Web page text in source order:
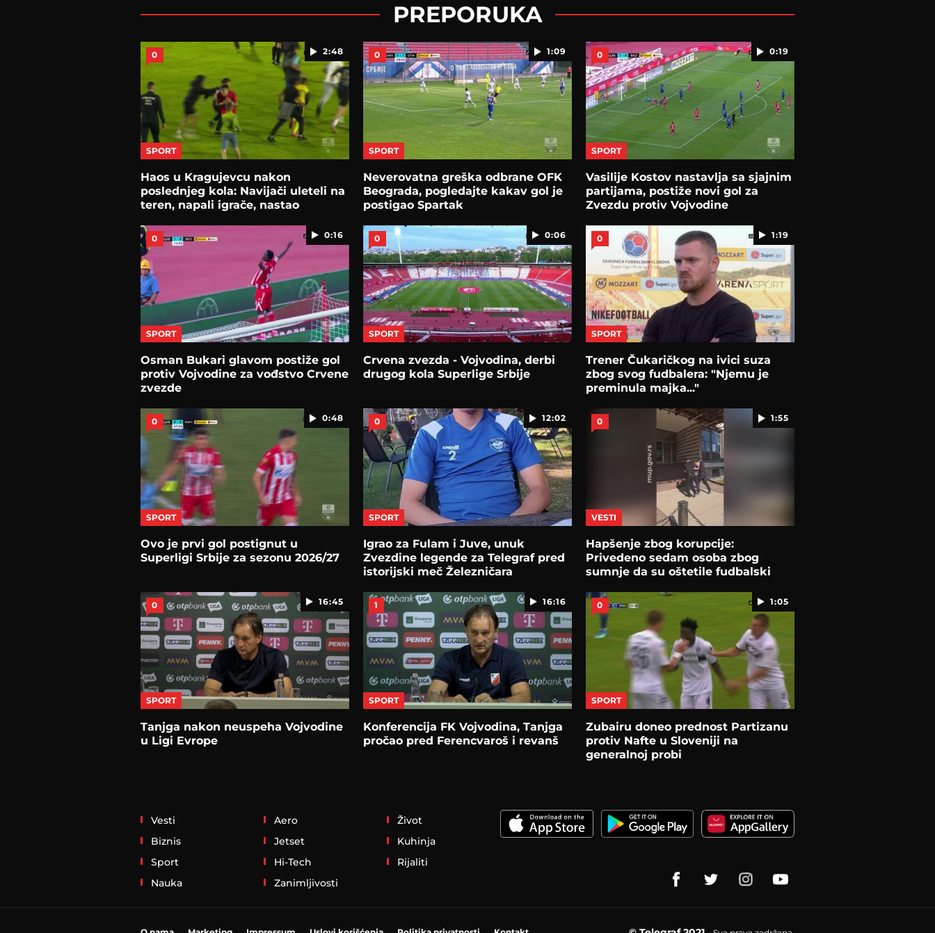
PREPORUKA
2:48
0
SPORT
Haos u Kragujevcu nakon
poslednjeg kola: Navijači uleteli na
teren, napali igrače, nastao
1:09
0
SPORT
Neverovatna greška odbrane OFK
Beograda, pogledajte kakav gol je
postigao Spartak
0:19
0
SPORT
Vasilije Kostov nastavlja sa sjajnim
partijama, postiže novi gol za
Zvezdu protiv Vojvodine
0:16
0
SPORT
Osman Bukari glavom postiže gol
protiv Vojvodine za vođstvo Crvene
zvezde
0:06
0
SPORT
Crvena zvezda - Vojvodina, derbi
drugog kola Superlige Srbije
1:19
0
SPORT
Trener Čukaričkog na ivici suza
zbog svog fudbalera: "Njemu je
preminula majka..."
0:48
0
SPORT
Ovo je prvi gol postignut u
Superligi Srbije za sezonu 2026/27
12:02
0
SPORT
Igrao za Fulam i Juve, unuk
Zvezdine legende za Telegraf pred
istorijski meč Železničara
1:55
0
VESTI
Hapšenje zbog korupcije:
Privedeno sedam osoba zbog
sumnje da su oštetile fudbalski
16:45
0
SPORT
Tanjga nakon neuspeha Vojvodine
u Ligi Evrope
16:16
1
SPORT
Konferencija FK Vojvodina, Tanjga
pročao pred Ferencvaroš i revanš
1:05
0
SPORT
Zubairu doneo prednost Partizanu
protiv Nafte u Sloveniji na
generalnoj probi
Vesti
Biznis
Sport
Nauka
Aero
Jetset
Hi-Tech
Zanimljivosti
Život
Kuhinja
Rijaliti